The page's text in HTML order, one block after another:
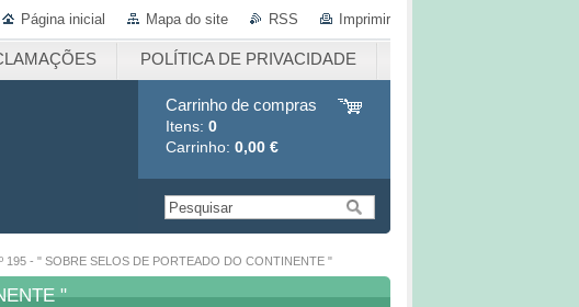
Página inicial Mapa do site RSS Imprimir
POLÍTICA DE PRIVACIDADE
Carrinho de compras
Itens: 0
Carrinho: 0,00 €
195 - " SOBRE SELOS DE PORTEADO DO CONTINENTE "
"